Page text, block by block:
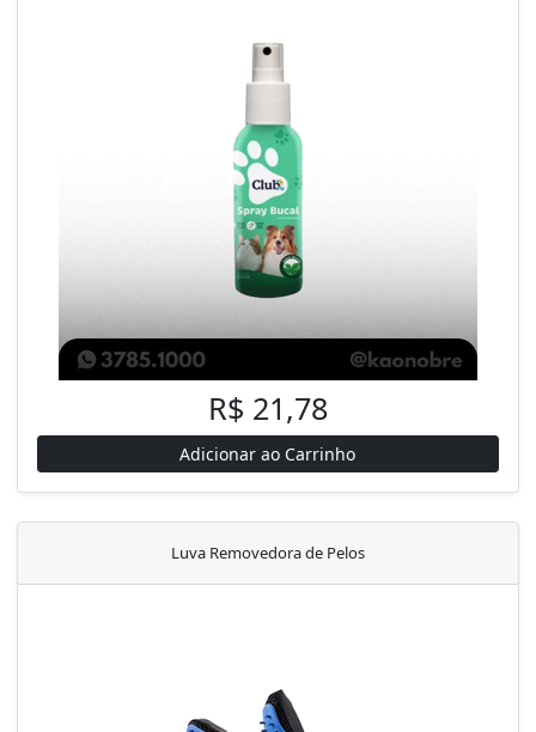
R$ 21,78
Adicionar ao Carrinho
Luva Removedora de Pelos